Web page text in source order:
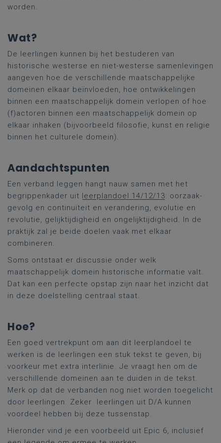
worden.
Wat?
De leerlingen kunnen bij het bestuderen van
historische westerse en niet-westerse samenlevingen
aangeven hoe de verschillende maatschappelijke
domeinen elkaar beïnvloeden, hoe ontwikkelingen
binnen een maatschappelijk domein verlopen of hoe
(f)actoren binnen een maatschappelijk domein op
elkaar inhaken (bijvoorbeeld filosofie, kunst en religie
binnen het culturele domein).
Aandachtspunten
Een verband leggen hangt nauw samen met het
begrippenkader uit leerplandoel 14/12/13: oorzaak-
gevolg en continuïteit en verandering, evolutie en
revolutie, gelijktijdigheid en ongelijktijdigheid. In de
praktijk zal je beide doelen vaak met elkaar
combineren.
Soms ontstaat er discussie onder welk
maatschappelijk domein historische informatie valt.
Dat kan een perfecte opstap zijn naar het inzicht dat
in deze doelstelling centraal staat.
Hoe?
Een goed vertrekpunt om aan dit leerplandoel te
werken is de leerlingen een stuk tekst te geven, bij
voorkeur met extra interlinie. Je vraagt hen om de
verschillende domeinen aan te duiden in de tekst.
Merk op dat de verbanden nog niet worden toegelicht
door leerlingen. Zeker leerlingen uit D/A kunnen
voordeel hebben bij deze tussenstap.
Hieronder vind je een voorbeeld uit Epic 6, inclusief